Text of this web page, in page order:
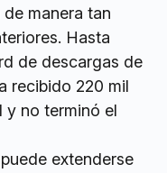
manera tan
Hasta
de descargas de
recibido 220 mil
y no terminó el
extenderse